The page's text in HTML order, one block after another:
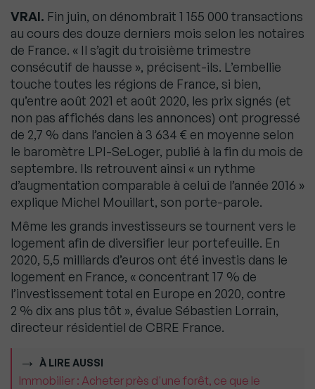
VRAI. Fin juin, on dénombrait 1 155 000 transactions
au cours des douze derniers mois selon les notaires
de France. « Il s’agit du troisième trimestre
consécutif de hausse », précisent-ils. L’embellie
touche toutes les régions de France, si bien,
qu’entre août 2021 et août 2020, les prix signés (et
non pas affichés dans les annonces) ont progressé
de 2,7 % dans l’ancien à 3 634 € en moyenne selon
le baromètre LPI-SeLoger, publié à la fin du mois de
septembre. Ils retrouvent ainsi « un rythme
d’augmentation comparable à celui de l’année 2016 »
explique Michel Mouillart, son porte-parole.
Même les grands investisseurs se tournent vers le
logement afin de diversifier leur portefeuille. En
2020, 5,5 milliards d’euros ont été investis dans le
logement en France, « concentrant 17 % de
l’investissement total en Europe en 2020, contre
2 % dix ans plus tôt », évalue Sébastien Lorrain,
directeur résidentiel de CBRE France.
À LIRE AUSSI
Immobilier : Acheter près d'une forêt, ce que le